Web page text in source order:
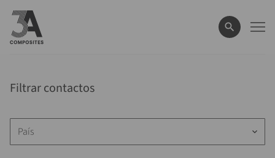
el
término
de
Filtrar contactos
País keyboard_arrow_down